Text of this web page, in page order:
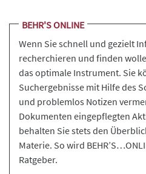
BEHR'S ONLINE
Wenn Sie schnell und gezielt
recherchieren und finden
das optimale Instrument. Sie
Suchergebnisse mit Hilfe des
und problemlos Notizen
Dokumenten eingepflegten
behalten Sie stets den
Materie. So wird
Ratgeber.